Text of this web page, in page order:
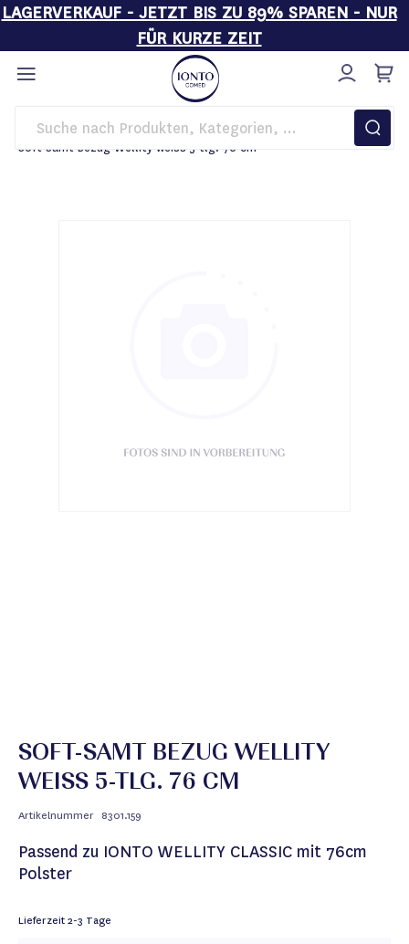
LAGERVERKAUF - JETZT BIS ZU 89% SPAREN - NUR
FÜR KURZE ZEIT
Direkt
zum
Inhalt
Startseite Behandlungsliegen
Liegenbezüge
Soft-Samt Bezug Wellity weiss 5-tlg. 76 cm
SOFT-SAMT BEZUG WELLITY
WEISS 5-TLG. 76 CM
Artikelnummer 8301.159
Passend zu IONTO WELLITY CLASSIC mit 76cm
Polster
Lieferzeit2-3 Tage